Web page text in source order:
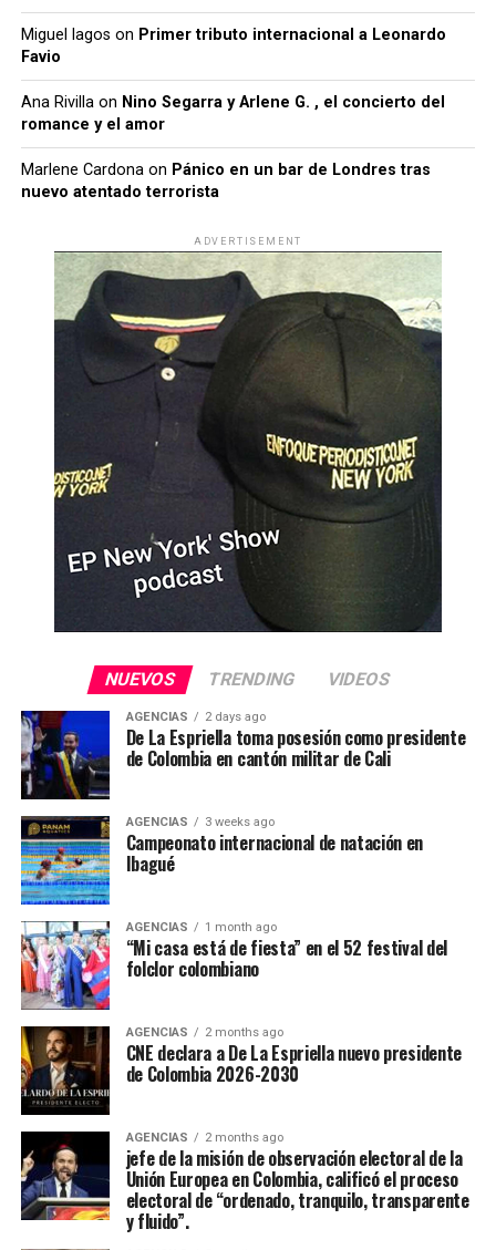
Miguel lagos on Primer tributo internacional a Leonardo
Favio
Ana Rivillaon Nino Segarra y Arlene G. , el concierto del
romance y el amor
Marlene Cardonaon Pánico en un bar de Londres tras
nuevo atentado terrorista
ADVERTISEMENT
NUEVOS TRENDING VIDEOS
AGENCIAS 2 days ago
De La Espriella toma posesión como presidente
de Colombia en cantón militar de Cali
AGENCIAS 3 weeks ago
Campeonato internacional de natación en
Ibagué
AGENCIAS 1 month ago
“Mi casa está de fiesta” en el 52 festival del
folclor colombiano
AGENCIAS 2 months ago
CNE declara a De La Espriella nuevo presidente
de Colombia 2026-2030
AGENCIAS 2 months ago
jefe de la misión de observación electoral de la
Unión Europea en Colombia, calificó el proceso
electoral de “ordenado, tranquilo, transparente
y fluido”.